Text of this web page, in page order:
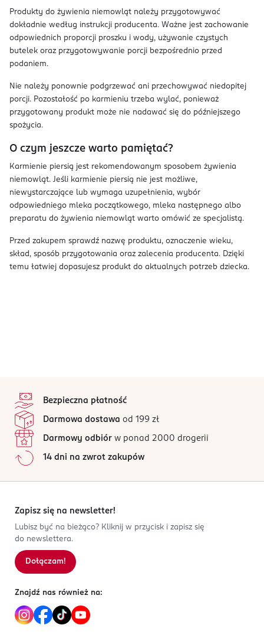
Produkty do żywienia niemowląt należy przygotowywać
dokładnie według instrukcji producenta. Ważne jest zachowanie
odpowiednich proporcji proszku i wody, używanie czystych
butelek oraz przygotowywanie porcji bezpośrednio przed
podaniem.
Nie należy ponownie podgrzewać ani przechowywać niedopitej
porcji. Pozostałość po karmieniu trzeba wylać, ponieważ
przygotowany produkt może nie nadawać się do późniejszego
spożycia.
O czym jeszcze warto pamiętać?
Karmienie piersią jest rekomendowanym sposobem żywienia
niemowląt. Jeśli karmienie piersią nie jest możliwe,
niewystarczające lub wymaga uzupełnienia, wybór
odpowiedniego mleka początkowego, mleka następnego albo
preparatu do żywienia niemowląt warto omówić ze specjalistą.
Przed zakupem sprawdź nazwę produktu, oznaczenie wieku,
skład, sposób przygotowania oraz zalecenia producenta. Dzięki
temu łatwiej dopasujesz produkt do aktualnych potrzeb dziecka.
Bezpieczna płatność
Darmowa dostawa od 199 zł
Darmowy odbiór w ponad 2000 drogerii
14 dni na zwrot zakupów
Zapisz się na newsletter!
Lubisz być na bieżąco? Kliknij w przycisk i zapisz się
do newslettera.
Dołączam!
Znajdź nas również na: